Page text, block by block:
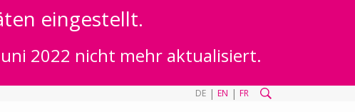
eingestellt.
2022 nicht mehr aktualisiert.
DE | EN | FR